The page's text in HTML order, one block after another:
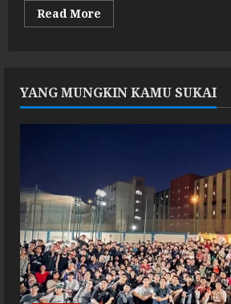
Read More
more
Kaderisasi:
Dapur
Produksi
Pemimpin
KKS
YANG MUNGKIN KAMU SUKAI